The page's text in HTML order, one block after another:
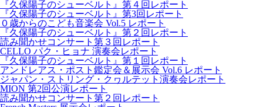
『久保陽子のシューベルト』第４回レポート
『久保陽子のシューベルト』第3回レポート
０歳からのこども音楽会 Vol.5 レポート
『久保陽子のシューベルト』第２回レポート
読み聞かせコンサート第３回レポート
CELLO パク・ヒョナ 演奏会レポート
『久保陽子のシューベルト』第１回レポート
アンドレアス・ポスト鑑定会＆展示会 Vol.6 レポート
ジャパン・ストリング・クヮルテット演奏会レポート
MION 第2回公演レポート
読み聞かせコンサート第２回レポート